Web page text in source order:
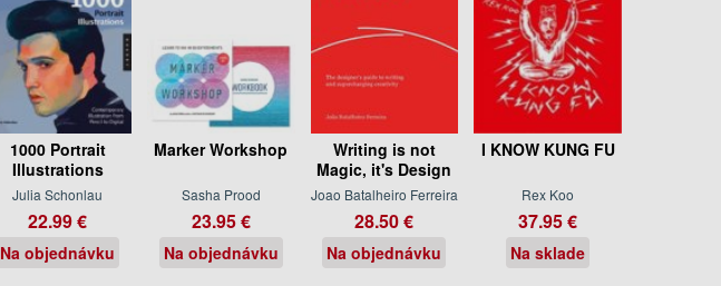
1000 Portrait
Illustrations
Julia Schonlau
22.99 €
Na objednávku
Marker Workshop
Sasha Prood
23.95 €
Na objednávku
Writing is not
Magic, it's Design
Joao Batalheiro Ferreira
28.50 €
Na objednávku
I KNOW KUNG FU
Rex Koo
37.95 €
Na sklade